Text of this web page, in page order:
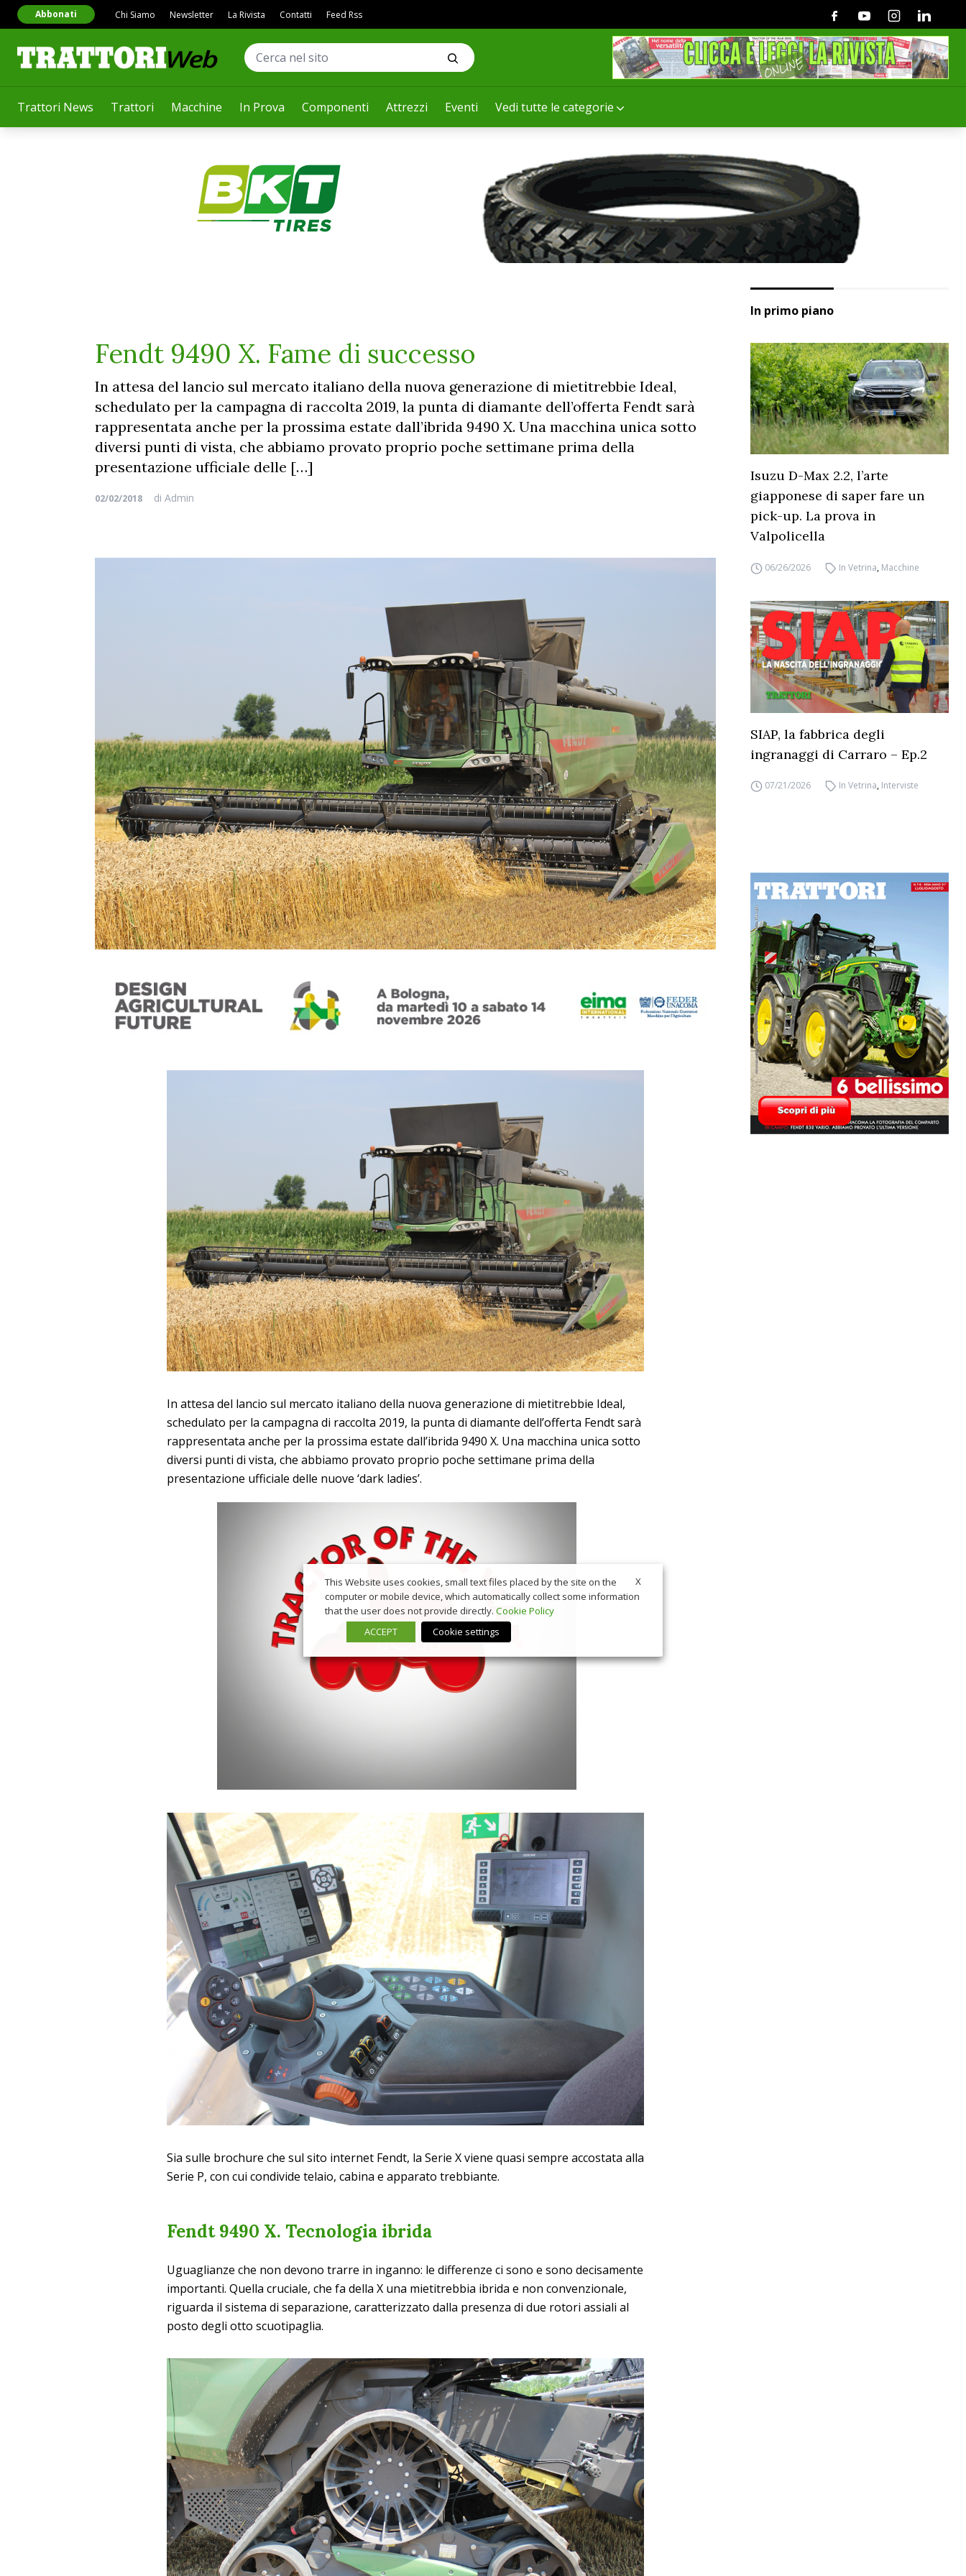
Trattori News Trattori Macchine In Prova Componenti Attrezzi Eventi Vedi tutte le categorie
Abbonati Chi Siamo Newsletter La Rivista Contatti Feed Rss FacebookYoutubeInstagramLinkedin
Fendt 9490 X. Fame di successo
In attesa del lancio sul mercato italiano della nuova generazione di mietitrebbie Ideal,
schedulato per la campagna di raccolta 2019, la punta di diamante dell’offerta Fendt sarà
rappresentata anche per la prossima estate dall’ibrida 9490 X. Una macchina unica sotto
diversi punti di vista, che abbiamo provato proprio poche settimane prima della
presentazione ufficiale delle […]
02/02/2018 di Admin
In attesa del lancio sul mercato italiano della nuova generazione di mietitrebbie Ideal,
schedulato per la campagna di raccolta 2019, la punta di diamante dell’offerta Fendt sarà
rappresentata anche per la prossima estate dall’ibrida 9490 X. Una macchina unica sotto
diversi punti di vista, che abbiamo provato proprio poche settimane prima della
presentazione ufficiale delle nuove ‘dark ladies’.
Sia sulle brochure che sul sito internet Fendt, la Serie X viene quasi sempre accostata alla
Serie P, con cui condivide telaio, cabina e apparato trebbiante.
Fendt 9490 X. Tecnologia ibrida
Uguaglianze che non devono trarre in inganno: le differenze ci sono e sono decisamente
importanti. Quella cruciale, che fa della X una mietitrebbia ibrida e non convenzionale,
riguarda il sistema di separazione, caratterizzato dalla presenza di due rotori assiali al
posto degli otto scuotipaglia.
In primo piano
Isuzu D-Max 2.2, l’arte
giapponese di saper fare un
pick-up. La prova in
Valpolicella
06/26/2026 In Vetrina, Macchine
SIAP, la fabbrica degli
ingranaggi di Carraro – Ep.2
07/21/2026 In Vetrina, Interviste
X
This Website uses cookies, small text files placed by the site on the
computer or mobile device, which automatically collect some information
that the user does not provide directly. Cookie Policy
ACCEPT
Cookie settings